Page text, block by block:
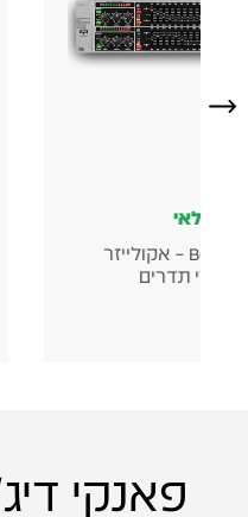
במלאי
Behringer FBQ3102HD – אקולייזר
פאנקי